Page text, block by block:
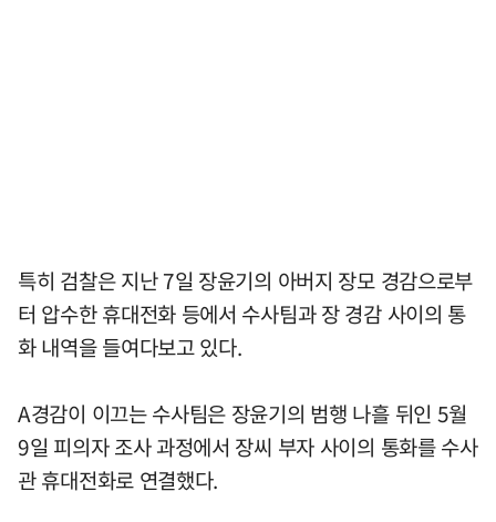
특히 검찰은 지난 7일 장윤기의 아버지 장모 경감으로부
터 압수한 휴대전화 등에서 수사팀과 장 경감 사이의 통
화 내역을 들여다보고 있다.
A경감이 이끄는 수사팀은 장윤기의 범행 나흘 뒤인 5월
9일 피의자 조사 과정에서 장씨 부자 사이의 통화를 수사
관 휴대전화로 연결했다.